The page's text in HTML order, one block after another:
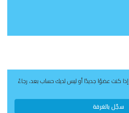
إذا كنت عضوًا جديدًا أو ليس لديك حساب بعد، رجاءً
سجّل بالغرفة